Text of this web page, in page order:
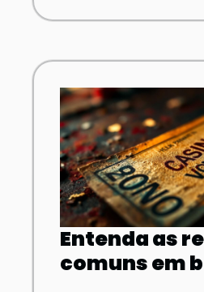
Entenda as
comuns em